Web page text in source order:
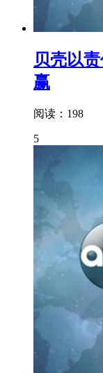
贝壳以
赢
阅读：198
5